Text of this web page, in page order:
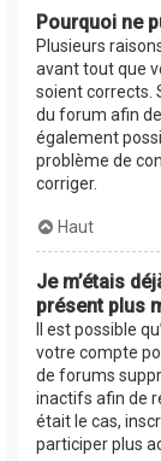
Pourquoi ne
Plusieurs
avant tout que
soient corrects.
du forum afin
également
problème de
corriger.
Haut
Je m’étais
présent plus
Il est possible
votre compte
de forums
inactifs afin de
était le cas,
participer plus